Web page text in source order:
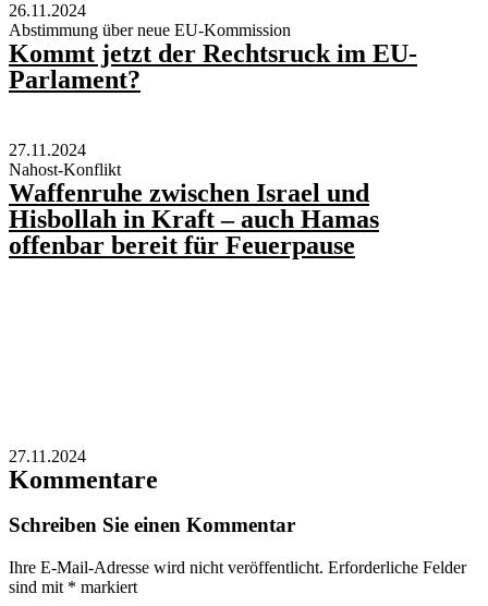
26.11.2024
Abstimmung über neue EU-Kommission
Kommt jetzt der Rechtsruck im EU-
Parlament?
27.11.2024
Nahost-Konflikt
Waffenruhe zwischen Israel und
Hisbollah in Kraft – auch Hamas
offenbar bereit für Feuerpause
27.11.2024
Kommentare
Schreiben Sie einen Kommentar
Ihre E-Mail-Adresse wird nicht veröffentlicht. Erforderliche Felder
sind mit * markiert